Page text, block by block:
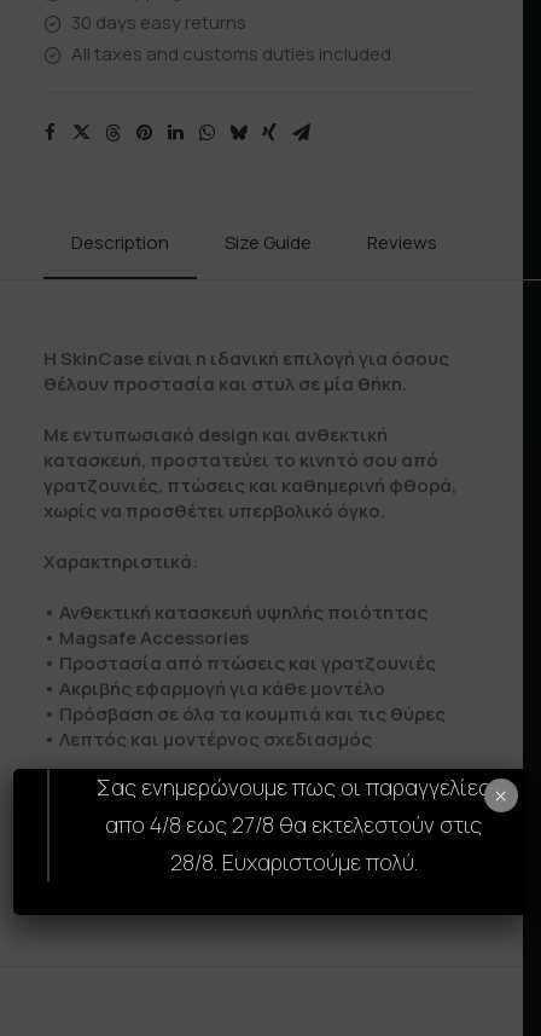
30 days easy returns
All taxes and customs duties included
Description Size Guide Reviews
Η SkinCase είναι η ιδανική επιλογή για όσους
θέλουν προστασία και στυλ σε μία θήκη.
Με εντυπωσιακό design και ανθεκτική
κατασκευή, προστατεύει το κινητό σου από
γρατζουνιές, πτώσεις και καθημερινή φθορά,
χωρίς να προσθέτει υπερβολικό όγκο.
Χαρακτηριστικά:
• Ανθεκτική κατασκευή υψηλής ποιότητας
• Μagsafe Accessories
• Προστασία από πτώσεις και γρατζουνιές
• Ακριβής εφαρμογή για κάθε μοντέλο
• Πρόσβαση σε όλα τα κουμπιά και τις θύρες
• Λεπτός και μοντέρνος σχεδιασμός
Συμβατή με iPhone, Samsung.
Αναβάθμισε την εμφάνιση και την προστασία
της συσκευής σου με τη SkinCase της GAMS.
Σας ενημερώνουμε πως οι παραγγελίες
απο 4/8 εως 27/8 θα εκτελεστούν στις
28/8. Ευχαριστούμε πολύ.
×